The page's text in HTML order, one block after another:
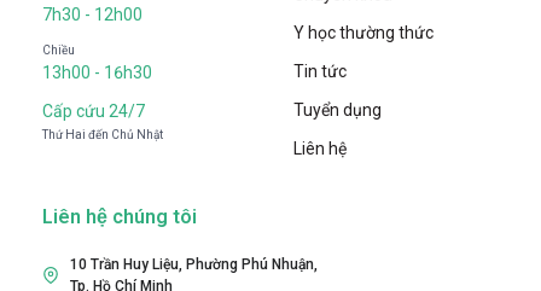
7h30 - 12h00
Chiều
13h00 - 16h30
Cấp cứu 24/7
Thứ Hai đến Chủ Nhật
Y học thường thức
Tin tức
Tuyển dụng
Liên hệ
Liên hệ chúng tôi
10 Trần Huy Liệu, Phường Phú Nhuận,
Tp. Hồ Chí Minh